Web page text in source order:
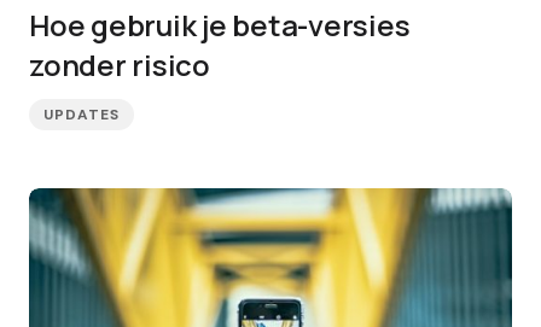
Hoe gebruik je beta-versies
zonder risico
UPDATES